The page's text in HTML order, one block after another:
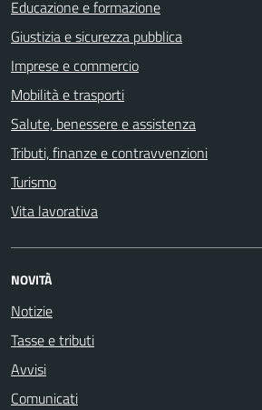
Educazione e formazione
Giustizia e sicurezza pubblica
Imprese e commercio
Mobilità e trasporti
Salute, benessere e assistenza
Tributi, finanze e contravvenzioni
Turismo
Vita lavorativa
NOVITÀ
Notizie
Tasse e tributi
Avvisi
Comunicati